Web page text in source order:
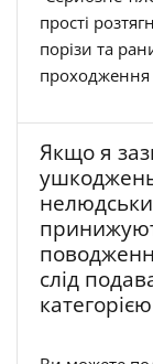
прості
порізи та
проходження
Якщо я
слід